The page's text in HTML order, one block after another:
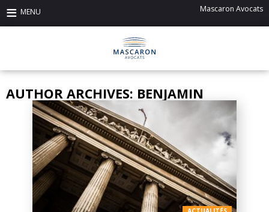
Mascaron Avocats
AUTHOR ARCHIVES: BENJAMIN